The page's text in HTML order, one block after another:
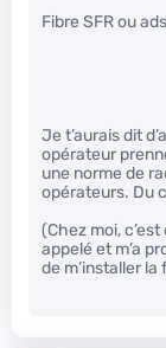
Fibre SFR ou
Je t’aurais dit
opérateur
une norme de
opérateurs. Du
(Chez moi, c’est
appelé et m’a
de m’installer la